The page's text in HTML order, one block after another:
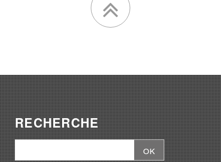
RECHERCHE